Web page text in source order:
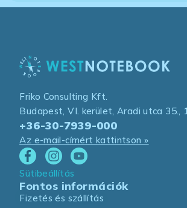
Friko Consulting Kft.
Budapest, VI. kerület, Aradi utca 35.,
+36-30-7939-000
Az e-mail-címért kattintson »
Sütibeállítás
Fontos információk
Fizetés és szállítás